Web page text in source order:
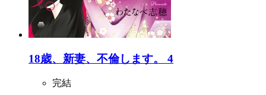
18歳、新妻、不倫します。 4
完結